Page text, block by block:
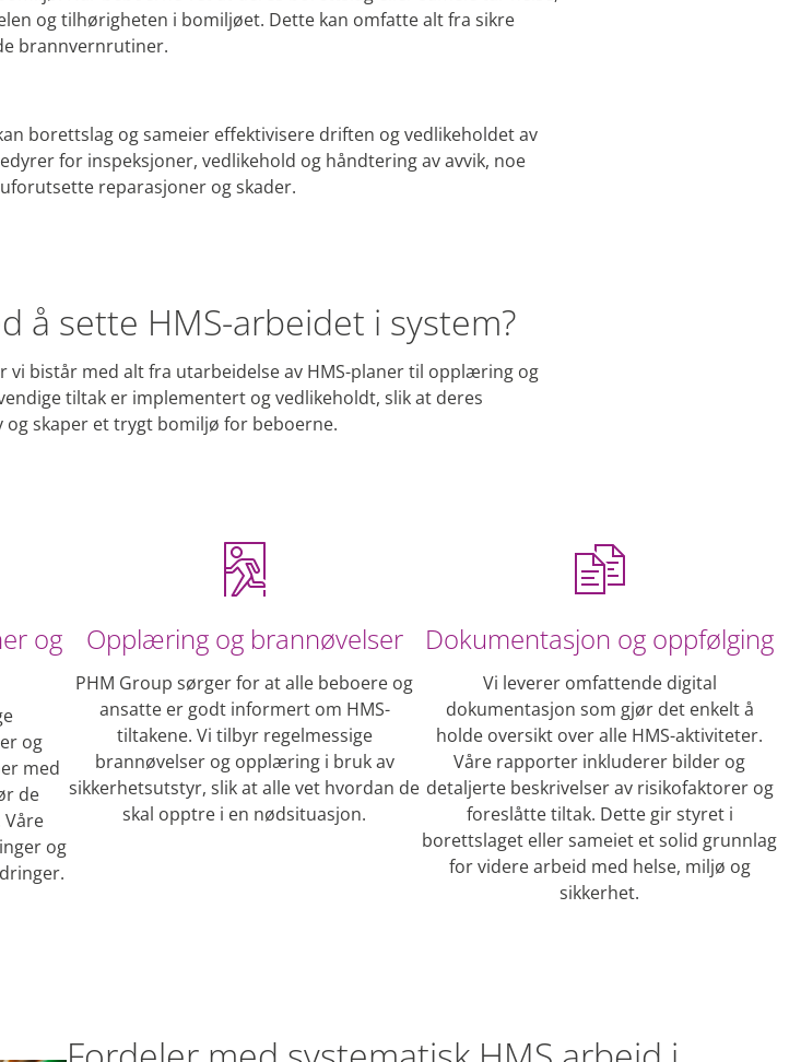
og tilhørigheten i bomiljøet. Dette kan omfatte alt fra sikre
brannvernrutiner.
borettslag og sameier effektivisere driften og vedlikeholdet av
for inspeksjoner, vedlikehold og håndtering av avvik, noe
reparasjoner og skader.
å sette HMS-arbeidet i system?
vi bistår med alt fra utarbeidelse av HMS-planer til opplæring og
tiltak er implementert og vedlikeholdt, slik at deres
skaper et trygt bomiljø for beboerne.
og
og
med
de
og
Opplæring og brannøvelser
PHM Group sørger for at alle beboere og
ansatte er godt informert om HMS-
tiltakene. Vi tilbyr regelmessige
brannøvelser og opplæring i bruk av
sikkerhetsutstyr, slik at alle vet hvordan de
skal opptre i en nødsituasjon.
Dokumentasjon og oppfølging
Vi leverer omfattende digital
dokumentasjon som gjør det enkelt å
holde oversikt over alle HMS-aktiviteter.
Våre rapporter inkluderer bilder og
detaljerte beskrivelser av risikofaktorer og
foreslåtte tiltak. Dette gir styret i
borettslaget eller sameiet et solid grunnlag
for videre arbeid med helse, miljø og
sikkerhet.